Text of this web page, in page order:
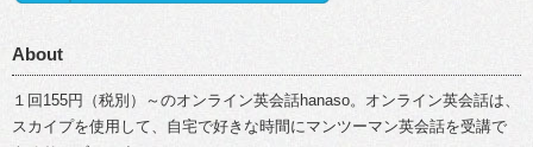
About
１回155円（税別）～のオンライン英会話hanaso。オンライン英会話は、
スカイプを使用して、自宅で好きな時間にマンツーマン英会話を受講で